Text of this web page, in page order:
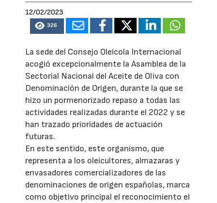
12/02/2023
326
La sede del Consejo Oleícola Internacional
acogió excepcionalmente la Asamblea de la
Sectorial Nacional del Aceite de Oliva con
Denominación de Origen, durante la que se
hizo un pormenorizado repaso a todas las
actividades realizadas durante el 2022 y se
han trazado prioridades de actuación
futuras.
En este sentido, este organismo, que
representa a los oleicultores, almazaras y
envasadores comercializadores de las
denominaciones de origen españolas, marca
como objetivo principal el reconocimiento el